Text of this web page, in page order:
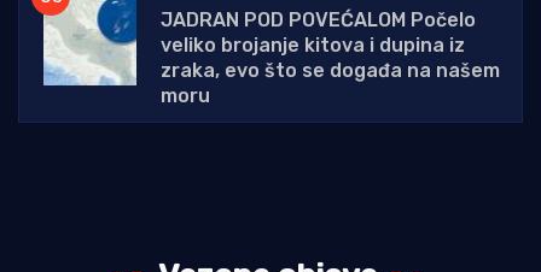
JADRAN POD POVEĆALOM Počelo
veliko brojanje kitova i dupina iz
zraka, evo što se događa na našem
moru